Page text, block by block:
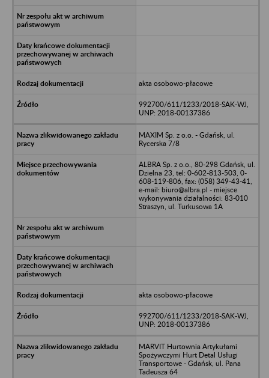
akta osobowo-płacowe
992700/611/1233/2018-SAK-WJ,
UNP: 2018-00137386
MAXIM Sp. z o.o. - Gdańsk, ul.
Rycerska 7/8
ALBRA Sp. z o.o., 80-298 Gdańsk, ul.
Dzielna 23, tel: 0-602-813-503, 0-
608-119-806, fax: (058) 349-43-41,
e-mail: biuro@albra.pl - miejsce
wykonywania działalności: 83-010
Straszyn, ul. Turkusowa 1A
akta osobowo-płacowe
992700/611/1233/2018-SAK-WJ,
UNP: 2018-00137386
MARVIT Hurtownia Artykułami
Spożywczymi Hurt Detal Usługi
Transportowe - Gdańsk, ul. Pana
Tadeusza 64